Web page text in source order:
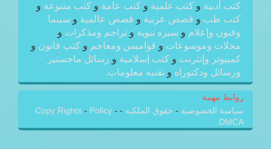
كتب أدبية و كتب علمية و كتب عامة و كتب متنوعة و
كتب طب و قصص عربية و قصص عالمية و سينما
وفنون وإعلام و سيره نبوية و تراجم ومذكرات و
مجلات وموسوعات و قواميس ومعاجم و كتب قانون و
كمبيوتر وإنترنت و كتب إسلامية و رسائل ماجستير
ورسائل ودكتوراه و تقنيه معلومات.
روابط مهمة
سياسة الخصوصية - حقوق الملكيه -
Copy Rights - Policy -
DMCA